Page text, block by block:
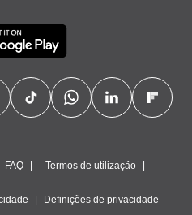
FAQ Termos de utilização
Definições de privacidade